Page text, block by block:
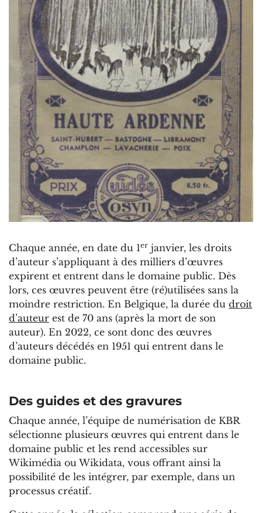
Chaque année, en date du 1er janvier, les droits
d’auteur s’appliquant à des milliers d’œuvres
expirent et entrent dans le domaine public. Dès
lors, ces œuvres peuvent être (ré)utilisées sans la
moindre restriction. En Belgique, la durée du droit
d’auteur est de 70 ans (après la mort de son
auteur). En 2022, ce sont donc des œuvres
d’auteurs décédés en 1951 qui entrent dans le
domaine public.
Des guides et des gravures
Chaque année, l’équipe de numérisation de KBR
sélectionne plusieurs œuvres qui entrent dans le
domaine public et les rend accessibles sur
Wikimédia ou Wikidata, vous offrant ainsi la
possibilité de les intégrer, par exemple, dans un
processus créatif.